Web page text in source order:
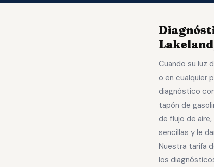
Cuando su luz
o en cualquier
diagnóstico
tapón de
de flujo de
sencillas y le
Nuestra tarifa
los